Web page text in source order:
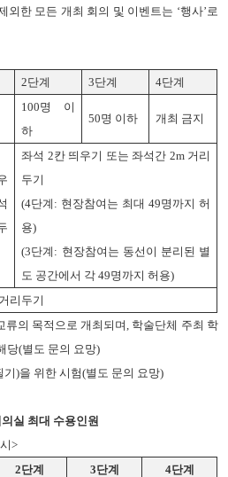
외한 모든 개최 회의 및 이벤트는 ‘행사’로
2단계 3단계 4단계
100명 이
하
50명 이하 개최 금지
좌석 2칸 띄우기 또는 좌석간 2m 거리
두기
(4단계: 현장참여는 최대 49명까지 허
용)
(3단계: 현장참여는 동선이 분리된 별
도 공간에서 각 49명까지 허용)
거리두기
류의 목적으로 개최되며 학술단체 주최 학
당(별도 문의 요망)
기)을 위한 시험(별도 문의 요망)
실 최대 수용인원
>
2단계 3단계 4단계